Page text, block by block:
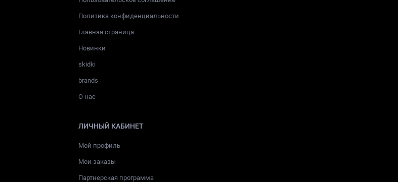
Политика конфиденциальности
Главная страница
Новинки
skidki
brands
О нас
ЛИЧНЫЙ КАБИНЕТ
Мой профиль
Мои заказы
Партнерская программа